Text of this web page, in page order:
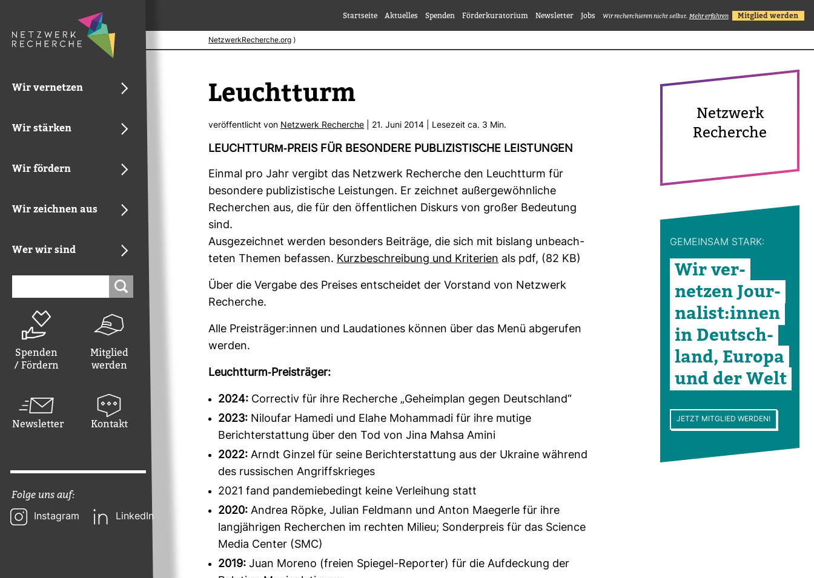
Wir vernetzen
Wir stärken
Wir fördern
Wir zeichnen aus
Wer wir sind
Spenden
/ Fördern
Mitglied
werden
Newsletter Kontakt
Folge uns auf:
Instagram LinkedIn
Startseite Aktuelles Spenden Förderkuratorium Newsletter Jobs Wir recherchieren nicht selbst. Mehr erfahren Mitglied werden
NetzwerkRecherche.org ⟩
Leucht­turm
ver­öf­fent­licht von Netz­werk Recherche | 21. Juni 2014 | Lese­zeit ca. 3 Min.
LEUCHT­TURM-​PREIS FÜR BESON­DERE PUBLI­ZIS­TI­SCHE LEIS­TUNGEN
Einmal pro Jahr ver­gibt das Netz­werk Recherche den Leucht­turm für
beson­dere publi­zis­ti­sche Leis­tungen. Er zeichnet außer­ge­wöhn­liche
Recher­chen aus, die für den öffent­li­chen Dis­kurs von großer Bedeu­tung
sind.
Aus­ge­zeichnet werden beson­ders Bei­träge, die sich mit bis­lang unbe­ach­
teten Themen befassen. Kurz­be­schrei­bung und Kri­te­rien als pdf, (82 KB)
Über die Ver­gabe des Preises ent­scheidet der Vor­stand von Netz­werk
Recherche.
Alle Preis­träger:innen und Lau­da­tiones können über das Menü abge­rufen
werden.
Leucht­turm-​Preis­träger:
2024: Correctiv für ihre Recherche „Geheimplan gegen Deutschland“
2023: Niloufar Hamedi und Elahe Mohammadi für ihre mutige
Berichterstattung über den Tod von Jina Mahsa Amini
2022: Arndt Ginzel für seine Berichterstattung aus der Ukraine während
des russischen Angriffskrieges
2021 fand pandemiebedingt keine Verleihung statt
2020: Andrea Röpke, Julian Feldmann und Anton Maegerle für ihre
langjährigen Recherchen im rechten Milieu; Sonderpreis für das Science
Media Center (SMC)
2019: Juan Moreno (freien Spiegel-Reporter) für die Aufdeckung der
Netz­werk
Recherche
GEMEINSAM STARK:
Wir ver­
netzen Jour­
na­list:innen
in Deutsch­
land, Europa
und der Welt
JETZT MITGLIED WERDEN!